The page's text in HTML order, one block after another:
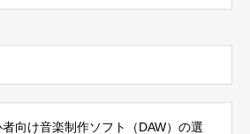
向け音楽制作ソフト（DAW）の選